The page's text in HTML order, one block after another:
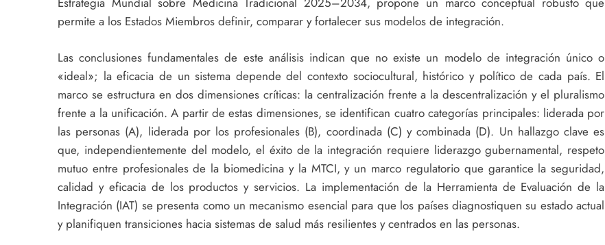
permite a los Estados Miembros definir, comparar y fortalecer sus modelos de integración.
Las conclusiones fundamentales de este análisis indican que no existe un modelo de integración único o
«ideal»; la eficacia de un sistema depende del contexto sociocultural, histórico y político de cada país. El
marco se estructura en dos dimensiones críticas: la centralización frente a la descentralización y el pluralismo
frente a la unificación. A partir de estas dimensiones, se identifican cuatro categorías principales: liderada por
las personas (A), liderada por los profesionales (B), coordinada (C) y combinada (D). Un hallazgo clave es
que, independientemente del modelo, el éxito de la integración requiere liderazgo gubernamental, respeto
mutuo entre profesionales de la biomedicina y la MTCI, y un marco regulatorio que garantice la seguridad,
calidad y eficacia de los productos y servicios. La implementación de la Herramienta de Evaluación de la
Integración (IAT) se presenta como un mecanismo esencial para que los países diagnostiquen su estado actual
y planifiquen transiciones hacia sistemas de salud más resilientes y centrados en las personas.